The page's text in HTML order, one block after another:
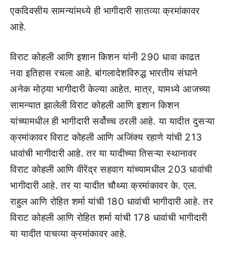
एकदिवसीय सामन्यांमध्ये ही भागीदारी सातव्या क्रमांकावर
आहे.
विराट कोहली आणि इशान किशन यांनी 290 धावा काढत
नवा इतिहास रचला आहे. बांगलादेशविरुद्ध भारतीय संघाने
अनेक मोठ्या भागीदारी केल्या आहेत. मात्र, यामध्ये आजच्या
सामन्यात झालेली विराट कोहली आणि इशान किशन
यांच्यामधील ही भागीदारी सर्वोच्च ठरली आहे. या यादीत दुसऱ्या
क्रमांकावर विराट कोहली आणि अजिंक्य रहाणे यांची 213
धावांची भागीदारी आहे. तर या यादीच्या तिसऱ्या स्थानावर
विराट कोहली आणि वीरेंद्र सहवाग यांच्यामधील 203 धावांची
भागीदारी आहे. तर या यादीत चौथ्या क्रमांकावर के. एल.
राहुल आणि रोहित शर्मा यांची 180 धावांची भागीदारी आहे. तर
विराट कोहली आणि रोहित शर्मा यांची 178 धावांची भागीदारी
या यादीत पाचव्या क्रमांकावर आहे.